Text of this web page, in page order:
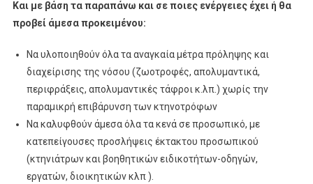
Και με βάση τα παραπάνω και σε ποιες ενέργειες έχει ή θα
προβεί άμεσα προκειμένου:
Να υλοποιηθούν όλα τα αναγκαία μέτρα πρόληψης και
διαχείρισης της νόσου (ζωοτροφές, απολυμαντικά,
περιφράξεις, απολυμαντικές τάφροι κ.λπ.) χωρίς την
παραμικρή επιβάρυνση των κτηνοτρόφων
Να καλυφθούν άμεσα όλα τα κενά σε προσωπικό, με
κατεπείγουσες προσλήψεις έκτακτου προσωπικού
(κτηνιάτρων και βοηθητικών ειδικοτήτων-οδηγών,
εργατών, διοικητικών κλπ ).